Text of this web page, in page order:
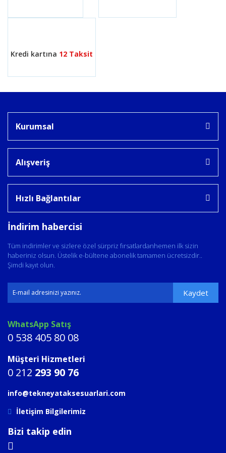
Kredi kartına 12 Taksit
Kurumsal
Alışveriş
Hızlı Bağlantılar
İndirim habercisi
Tüm indirimler ve sizlere özel sürpriz fırsatlardanhemen ilk sizin
haberiniz olsun. Üstelik e-bültene abonelik tamamen ücretsizdir..
Şimdi kayıt olun.
Kaydet
WhatsApp Satış
0 538 405 80 08
Müşteri Hizmetleri
0 212 293 90 76
info@tekneyataksesuarlari.com
İletişim Bilgilerimiz
Bizi takip edin